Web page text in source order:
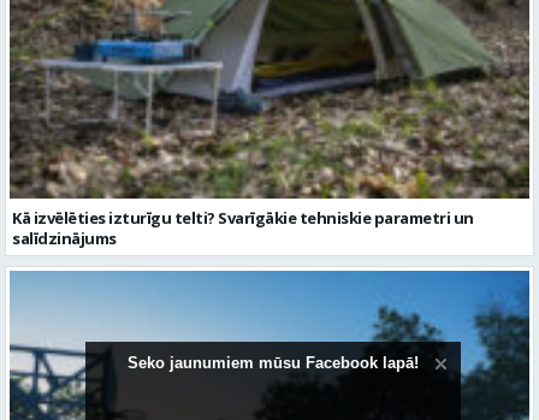
Kā izvēlēties izturīgu telti? Svarīgākie tehniskie parametri un
salīdzinājums
Seko jaunumiem mūsu Facebook lapā!